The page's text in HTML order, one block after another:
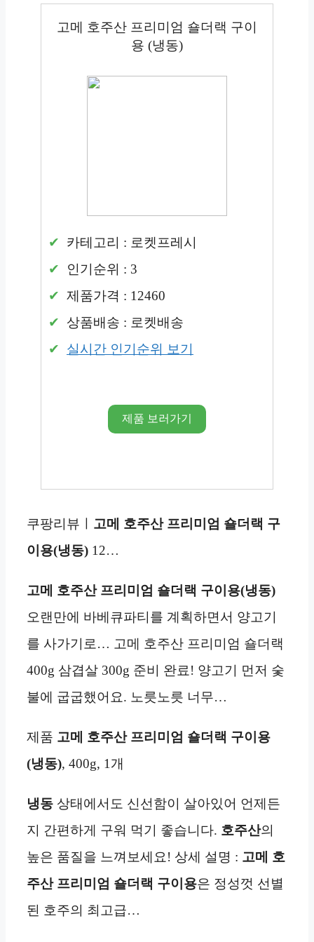
고메 호주산 프리미엄 숄더랙 구이
용 (냉동)
카테고리 : 로켓프레시
인기순위 : 3
제품가격 : 12460
상품배송 : 로켓배송
실시간 인기순위 보기
제품 보러가기
쿠팡리뷰ㅣ 고메 호주산 프리미엄 숄더랙 구
이용(냉동) 12…
고메 호주산 프리미엄 숄더랙 구이용(냉동)
오랜만에 바베큐파티를 계획하면서 양고기
를 사가기로… 고메 호주산 프리미엄 숄더랙
400g 삼겹살 300g 준비 완료! 양고기 먼저 숯
불에 굽굽했어요. 노릇노릇 너무…
제품 고메 호주산 프리미엄 숄더랙 구이용
(냉동), 400g, 1개
냉동 상태에서도 신선함이 살아있어 언제든
지 간편하게 구워 먹기 좋습니다. 호주산의
높은 품질을 느껴보세요! 상세 설명 : 고메 호
주산 프리미엄 숄더랙 구이용은 정성껏 선별
된 호주의 최고급…